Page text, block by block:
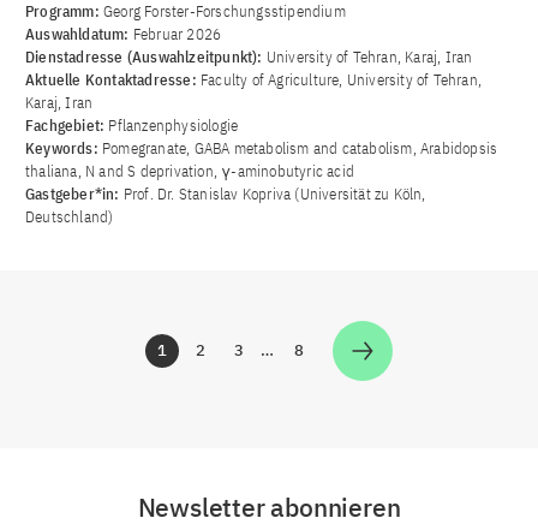
Programm: Georg Forster-Forschungsstipendium
Auswahldatum: Februar 2026
Dienstadresse (Auswahlzeitpunkt): University of Tehran, Karaj, Iran
Aktuelle Kontaktadresse: Faculty of Agriculture, University of Tehran,
Karaj, Iran
Fachgebiet: Pflanzenphysiologie
Keywords: Pomegranate, GABA metabolism and catabolism, Arabidopsis
thaliana, N and S deprivation, γ-aminobutyric acid
Gastgeber*in: Prof. Dr. Stanislav Kopriva (Universität zu Köln,
Deutschland)
Zur Seite
1 Zur Seite
2 Zur Seite
3 … Zur Seite
8
Newsletter abonnieren